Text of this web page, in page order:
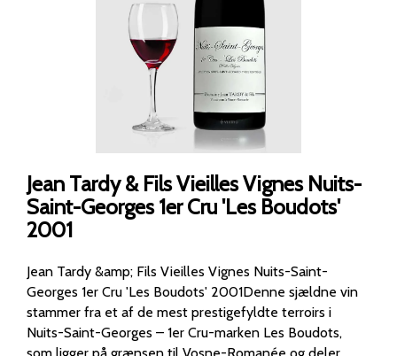
Jean Tardy & Fils Vieilles Vignes Nuits-
Saint-Georges 1er Cru 'Les Boudots'
2001
Jean Tardy &amp; Fils Vieilles Vignes Nuits-Saint-
Georges 1er Cru 'Les Boudots' 2001Denne sjældne vin
stammer fra et af de mest prestigefyldte terroirs i
Nuits-Saint-Georges – 1er Cru-marken Les Boudots,
som ligger på grænsen til Vosne-Romanée og deler